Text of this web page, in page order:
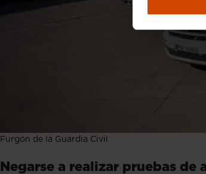
Furgón de la Guardia Civil
Negarse a realizar pruebas de